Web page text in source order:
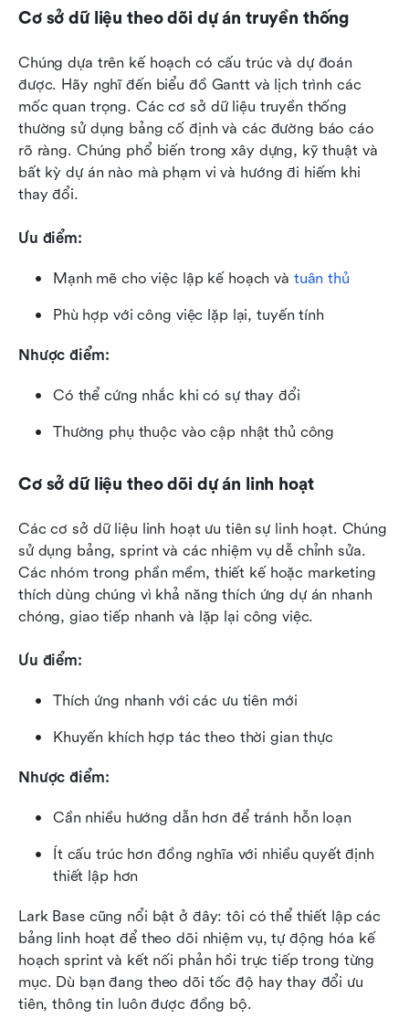
Cơ sở dữ liệu theo dõi dự án truyền thống
Chúng dựa trên kế hoạch có cấu trúc và dự đoán
được. Hãy nghĩ đến biểu đồ Gantt và lịch trình các
mốc quan trọng. Các cơ sở dữ liệu truyền thống
thường sử dụng bảng cố định và các đường báo cáo
rõ ràng. Chúng phổ biến trong xây dựng, kỹ thuật và
bất kỳ dự án nào mà phạm vi và hướng đi hiếm khi
thay đổi.
Ưu điểm:
Mạnh mẽ cho việc lập kế hoạch và tuân thủ
Phù hợp với công việc lặp lại, tuyến tính
Nhược điểm:
Có thể cứng nhắc khi có sự thay đổi
Thường phụ thuộc vào cập nhật thủ công
Cơ sở dữ liệu theo dõi dự án linh hoạt
Các cơ sở dữ liệu linh hoạt ưu tiên sự linh hoạt. Chúng
sử dụng bảng, sprint và các nhiệm vụ dễ chỉnh sửa.
Các nhóm trong phần mềm, thiết kế hoặc marketing
thích dùng chúng vì khả năng thích ứng dự án nhanh
chóng, giao tiếp nhanh và lặp lại công việc.
Ưu điểm:
Thích ứng nhanh với các ưu tiên mới
Khuyến khích hợp tác theo thời gian thực
Nhược điểm:
Cần nhiều hướng dẫn hơn để tránh hỗn loạn
Ít cấu trúc hơn đồng nghĩa với nhiều quyết định
thiết lập hơn
Lark Base cũng nổi bật ở đây: tôi có thể thiết lập các
bảng linh hoạt để theo dõi nhiệm vụ, tự động hóa kế
hoạch sprint và kết nối phản hồi trực tiếp trong từng
mục. Dù bạn đang theo dõi tốc độ hay thay đổi ưu
tiên, thông tin luôn được đồng bộ.